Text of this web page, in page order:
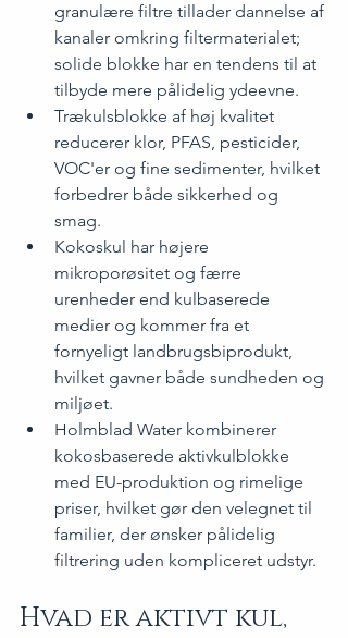
granulære filtre tillader dannelse af
kanaler omkring filtermaterialet;
solide blokke har en tendens til at
tilbyde mere pålidelig ydeevne.
Trækulsblokke af høj kvalitet
reducerer klor, PFAS, pesticider,
VOC'er og fine sedimenter, hvilket
forbedrer både sikkerhed og
smag.
Kokoskul har højere
mikroporøsitet og færre
urenheder end kulbaserede
medier og kommer fra et
fornyeligt landbrugsbiprodukt,
hvilket gavner både sundheden og
miljøet.
Holmblad Water kombinerer
kokosbaserede aktivkulblokke
med EU-produktion og rimelige
priser, hvilket gør den velegnet til
familier, der ønsker pålidelig
filtrering uden kompliceret udstyr.
Hvad er aktivt kul,